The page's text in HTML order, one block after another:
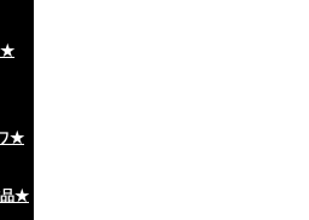
★
★
品★